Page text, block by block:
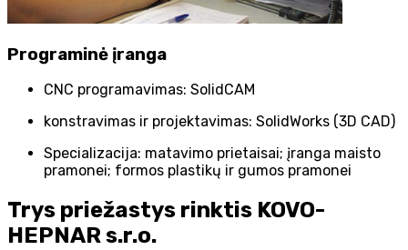
Programinė įranga
CNC programavimas: SolidCAM
konstravimas ir projektavimas: SolidWorks (3D CAD)
Specializacija: matavimo prietaisai; įranga maisto
pramonei; formos plastikų ir gumos pramonei
Trys priežastys rinktis KOVO-
HEPNAR s.r.o.